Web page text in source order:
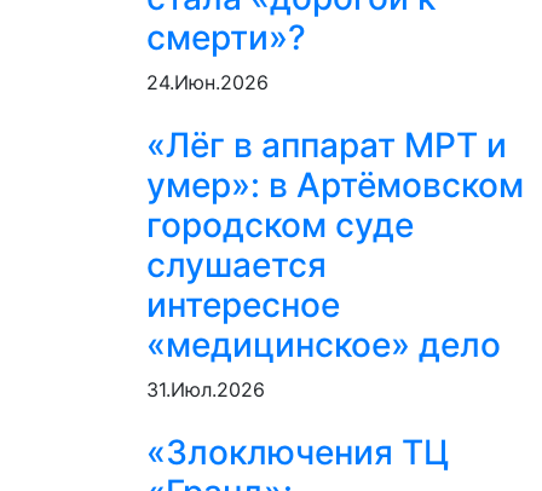
смерти»?
24.Июн.2026
«Лёг в аппарат МРТ и
умер»: в Артёмовском
городском суде
слушается
интересное
«медицинское» дело
31.Июл.2026
«Злоключения ТЦ